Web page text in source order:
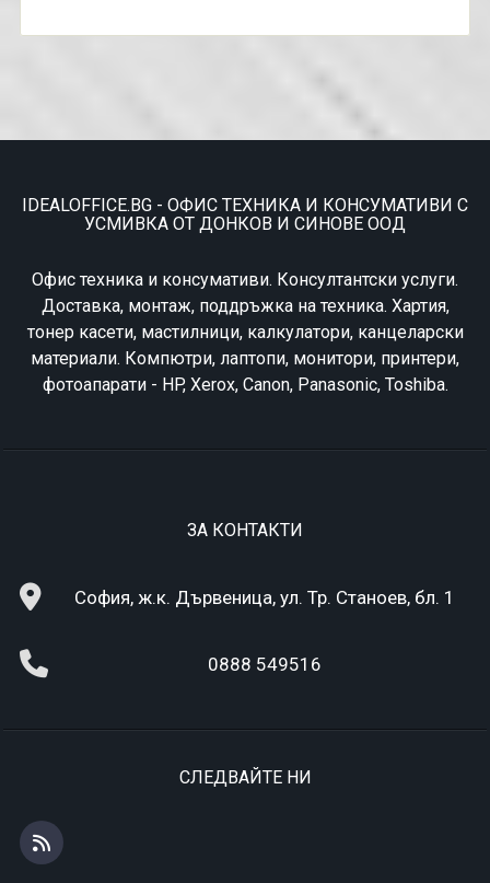
IDEALOFFICE.BG - ОФИС ТЕХНИКА И КОНСУМАТИВИ С
УСМИВКА ОТ ДОНКОВ И СИНОВЕ ООД
Офис техника и консумативи. Консултантски услуги.
Доставка, монтаж, поддръжка на техника. Хартия,
тонер касети, мастилници, калкулатори, канцеларски
материали. Компютри, лаптопи, монитори, принтери,
фотоапарати - HP, Xerox, Canon, Panasonic, Toshiba.
ЗА КОНТАКТИ
София, ж.к. Дървеница, ул. Тр. Станоев, бл. 1
0888 549516
СЛЕДВАЙТЕ НИ